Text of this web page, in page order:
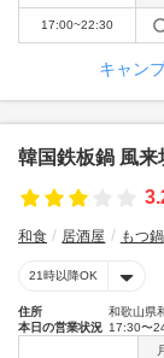
17:00~22:30
キャン
韓国鉄板鍋 風来
和食 居酒屋 もつ鍋
21時以降OK
住所
和歌山県
本日の営業状況 17:30〜